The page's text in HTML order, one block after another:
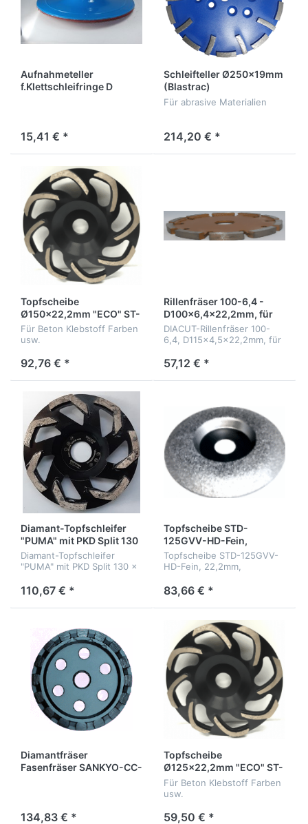
Aufnahmeteller
f.Klettschleifringe D
15,41 € *
Schleifteller Ø250x19mm
(Blastrac)
Für abrasive Materialien
214,20 € *
Topfscheibe
Ø150x22,2mm "ECO" ST-
150-SP
Für Beton Klebstoff Farben
usw.
92,76 € *
Rillenfräser 100-6,4 -
D100x6,4x22,2mm, für
abrassives Material
DIACUT-Rillenfräser 100-
6,4, D115x4,5x22,2mm, für
57,12 € *
Diamant-Topfschleifer
"PUMA" mit PKD Split 130
x 25 mm
(Protool/Festtool)
Diamant-Topfschleifer
"PUMA" mit PKD Split 130 x
110,67 € *
Topfscheibe STD-
125GVV-HD-Fein,
22,2mm,
Topfscheibe STD-125GVV-
HD-Fein, 22,2mm,
83,66 € *
Diamantfräser
Fasenfräser SANKYO-CC-
134,83 € *
Topfscheibe
Ø125x22,2mm "ECO" ST-
125-SP
Für Beton Klebstoff Farben
usw.
59,50 € *